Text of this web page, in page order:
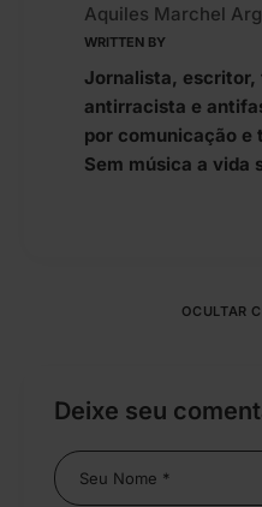
WRITTEN BY
Aquiles Marchel
Jornalista, escritor,
antirracista e
por comunicação e
Sem música a vida
OCULTAR
Deixe seu